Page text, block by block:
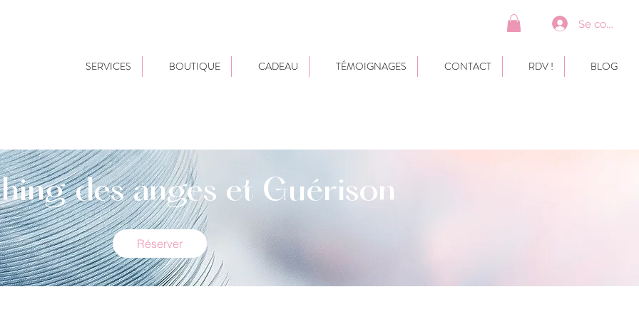
Se
SERVICES BOUTIQUE CADEAU TÉMOIGNAGES CONTACT RDV ! BLOG
des anges et Guérison
Réserver